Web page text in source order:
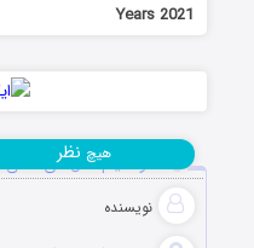
Years 2021
دانلود فیلم سال‌های سگی Dog Years 2021
نویسنده
هیچ نظر